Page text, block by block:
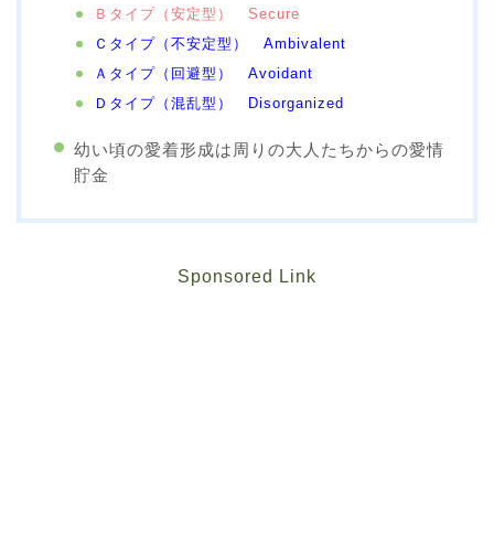
Ｂタイプ（安定型） Secure
Ｃタイプ（不安定型） Ambivalent
Ａタイプ（回避型） Avoidant
Ｄタイプ（混乱型） Disorganized
幼い頃の愛着形成は周りの大人たちからの愛情
貯金
Sponsored Link